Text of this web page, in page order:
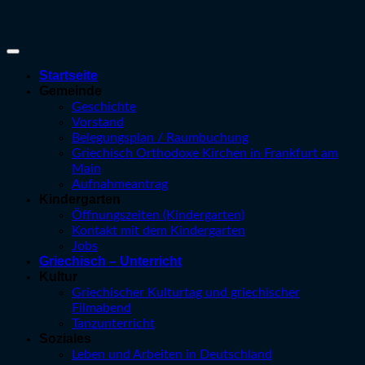
Startseite
Gemeinde
Geschichte
Vorstand
Belegungsplan / Raumbuchung
Griechisch Orthodoxe Kirchen in Frankfurt am
Main
Aufnahmeantrag
Kindergarten
Öffnungszeiten (Kindergarten)
Kontakt mit dem Kindergarten
Jobs
Griechisch – Unterricht
Kultur
Griechischer Kulturtag und griechischer
Filmabend
Tanzunterricht
Soziales
Leben und Arbeiten in Deutschland